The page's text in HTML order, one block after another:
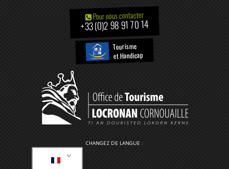
Pour nous contacter
+33 (0)2 98 91 70 14
Tourisme
et Handicap
CHANGEZ DE LANGUE :